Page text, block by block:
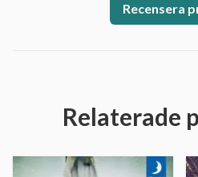
Recensera
Relaterade